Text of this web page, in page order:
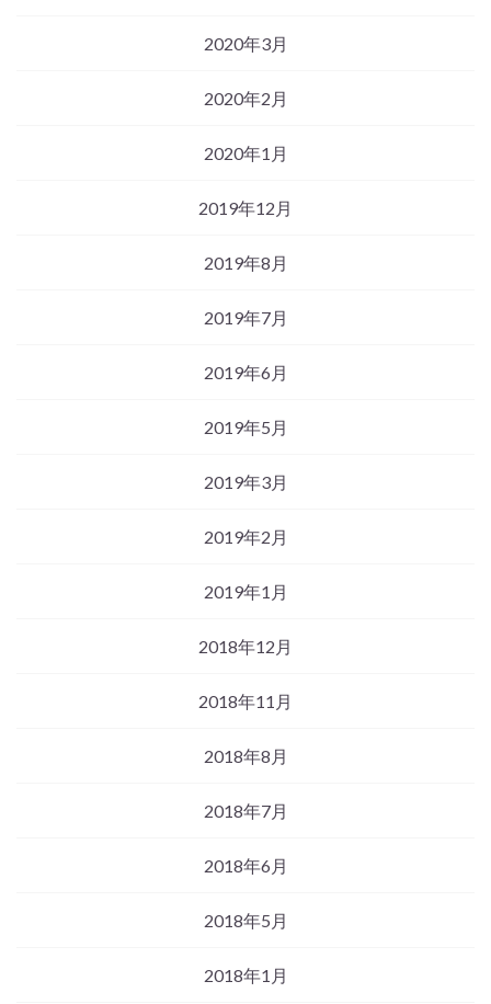
2020年3月
2020年2月
2020年1月
2019年12月
2019年8月
2019年7月
2019年6月
2019年5月
2019年3月
2019年2月
2019年1月
2018年12月
2018年11月
2018年8月
2018年7月
2018年6月
2018年5月
2018年1月